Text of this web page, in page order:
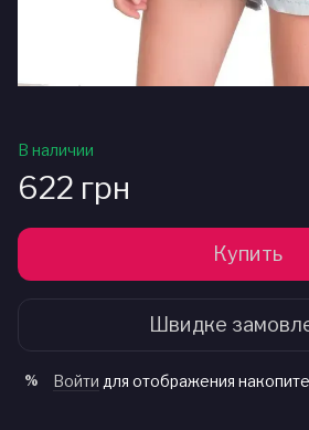
В наличии
622 грн
Купить
Швидке
% Войти для отображения